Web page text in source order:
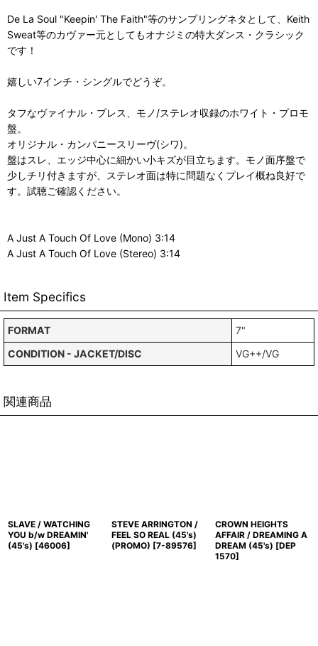
De La Soul "Keepin' The Faith"等のサンプリングネタとして、Keith
Sweat等のカヴァー元としてもオナジミの特大ダンス・クラシック
です！
嬉しい7インチ・シングルでどうぞ。
タフなヴァイナル・プレス、モノ/ステレオ収録のホワイト・プロモ
盤。
オリジナル・カンパニースリーヴ(シワ)。
盤はスレ、エッジ中心に細かい小キズが目立ちます。モノ面序盤で
少しチリ付きますが、ステレオ面は特に問題なくプレイ概ね良好で
す。試聴ご確認ください。
A Just A Touch Of Love (Mono) 3:14
A Just A Touch Of Love (Stereo) 3:14
Item Specifics
FORMAT
7"
CONDITION - JACKET/DISC
VG++/VG
関連商品
SLAVE / WATCHING
YOU b/w DREAMIN'
(45's) [46006]
STEVE ARRINGTON /
FEEL SO REAL (45's)
(PROMO) [7-89576]
CROWN HEIGHTS
AFFAIR / DREAMING A
DREAM (45's) [DEP
1570]